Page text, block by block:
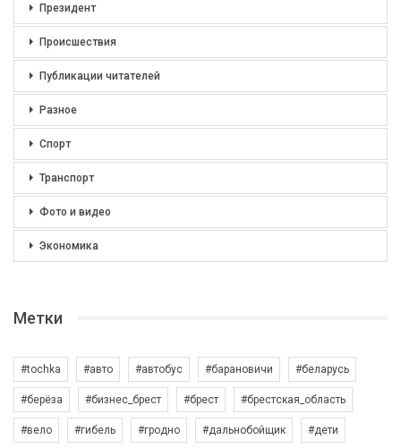
Президент
Происшествия
Публикации читателей
Разное
Спорт
Транспорт
Фото и видео
Экономика
Метки
#tochka #авто #автобус #барановичи #беларусь
#берёза #бизнес_брест #брест #брестская_область
#вело #гибель #гродно #дальнобойщик #дети